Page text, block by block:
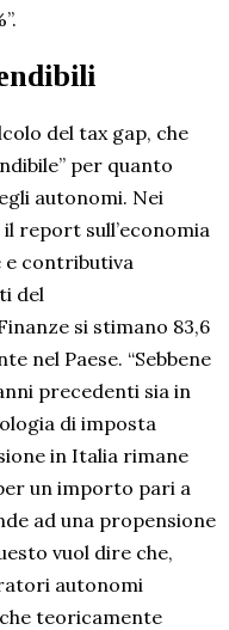
del tax gap, che
per quanto
autonomi. Nei
report sull’economia
e contributiva
del
si stimano 83,6
nel Paese. “Sebbene
precedenti sia in
di imposta
in Italia rimane
un importo pari a
ad una propensione
vuol dire che,
autonomi
teoricamente